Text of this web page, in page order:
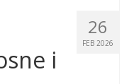
26
FEB 2026
i